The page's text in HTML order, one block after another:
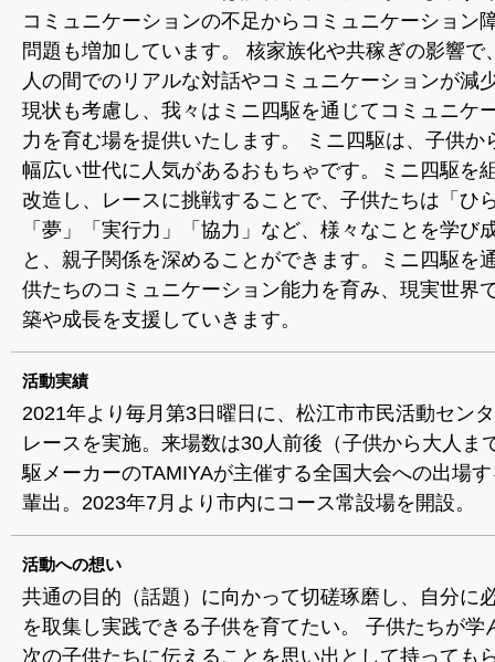
コミュニケーションの不足からコミュニケーション
問題も増加しています。 核家族化や共稼ぎの影響で
人の間でのリアルな対話やコミュニケーションが減
現状も考慮し、我々はミニ四駆を通じてコミュニケ
力を育む場を提供いたします。 ミニ四駆は、子供か
幅広い世代に人気があるおもちゃです。ミニ四駆を
改造し、レースに挑戦することで、子供たちは「ひ
「夢」「実行力」「協力」など、様々なことを学び
と、親子関係を深めることができます。ミニ四駆を
供たちのコミュニケーション能力を育み、現実世界
築や成長を支援していきます。
活動実績
2021年より毎月第3日曜日に、松江市市民活動セン
レースを実施。来場数は30人前後（子供から大人ま
駆メーカーのTAMIYAが主催する全国大会への出場
輩出。2023年7月より市内にコース常設場を開設。
活動への想い
共通の目的（話題）に向かって切磋琢磨し、自分に
を取集し実践できる子供を育てたい。 子供たちが学
次の子供たちに伝えることを思い出として持っても